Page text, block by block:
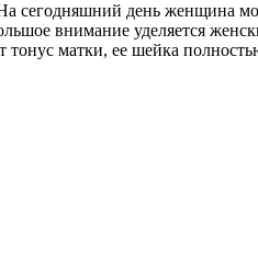
сегодняшний день женщина
внимание уделяется
матки, ее шейка